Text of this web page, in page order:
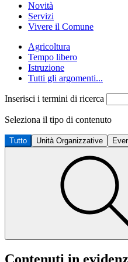
Novità
Servizi
Vivere il Comune
Agricoltura
Tempo libero
Istruzione
Tutti gli argomenti...
Inserisci i termini di ricerca
Seleziona il tipo di contenuto
Tutto Unità Organizzative